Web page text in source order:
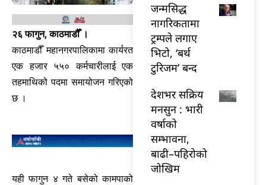
२६ फागुन, काठमाडौँ ।
काठमाडौँ महानगरपालिकामा कार्यरत
एक हजार ५५० कर्मचारीलाई एक
तहमाथिको पदमा समायोजन गरिएको
छ ।
यही फागुन ४ गते बसेको कामपाको
जन्मसिद्ध
नागरिकतामा
ट्रम्पले लगाए
भिटो, ‘बर्थ
टुरिजम’ बन्द
देशभर सक्रिय
मनसुन : भारी
वर्षाको
सम्भावना,
बाढी–पहिरोको
जोखिम